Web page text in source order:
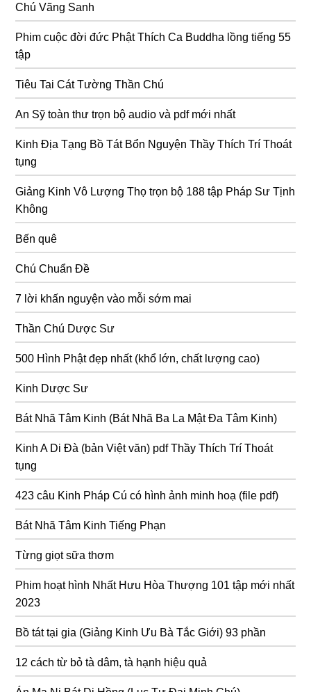
Chú Vãng Sanh
Phim cuộc đời đức Phật Thích Ca Buddha lồng tiếng 55
tập
Tiêu Tai Cát Tường Thần Chú
An Sỹ toàn thư trọn bộ audio và pdf mới nhất
Kinh Địa Tạng Bồ Tát Bổn Nguyện Thầy Thích Trí Thoát
tụng
Giảng Kinh Vô Lượng Thọ trọn bộ 188 tập Pháp Sư Tịnh
Không
Bến quê
Chú Chuẩn Đề
7 lời khấn nguyện vào mỗi sớm mai
Thần Chú Dược Sư
500 Hình Phật đẹp nhất (khổ lớn, chất lượng cao)
Kinh Dược Sư
Bát Nhã Tâm Kinh (Bát Nhã Ba La Mật Đa Tâm Kinh)
Kinh A Di Đà (bản Việt văn) pdf Thầy Thích Trí Thoát
tụng
423 câu Kinh Pháp Cú có hình ảnh minh hoạ (file pdf)
Bát Nhã Tâm Kinh Tiếng Phạn
Từng giọt sữa thơm
Phim hoạt hình Nhất Hưu Hòa Thượng 101 tập mới nhất
2023
Bồ tát tại gia (Giảng Kinh Ưu Bà Tắc Giới) 93 phần
12 cách từ bỏ tà dâm, tà hạnh hiệu quả